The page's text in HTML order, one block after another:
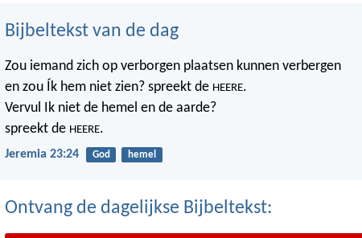
Bijbeltekst van de dag
Zou iemand zich op verborgen plaatsen kunnen verbergen
en zou Ík hem niet zien? spreekt de HEERE.
Vervul Ik niet de hemel en de aarde?
spreekt de HEERE.
Jeremia 23:24 God hemel
Ontvang de dagelijkse Bijbeltekst: